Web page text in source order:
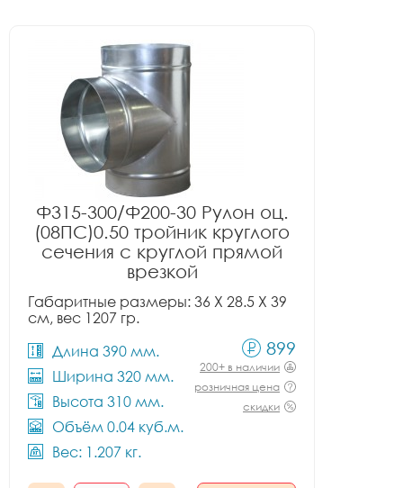
Ф315-300/Ф200-30 Рулон оц.
(08ПС)0.50 тройник круглого
сечения с круглой прямой
врезкой
Габаритные размеры: 36 X 28.5 X 39
см, вес 1207 гр.
Длина 390 мм.
Ширина 320 мм.
Высота 310 мм.
Объём 0.04 куб.м.
Вес: 1.207 кг.
899
200+ в наличии
розничная цена
скидки